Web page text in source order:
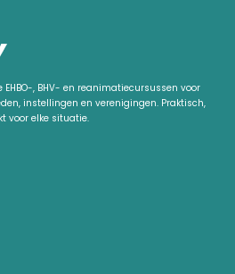
, BHV- en reanimatiecursussen voor
instellingen en verenigingen. Praktisch,
voor elke situatie.